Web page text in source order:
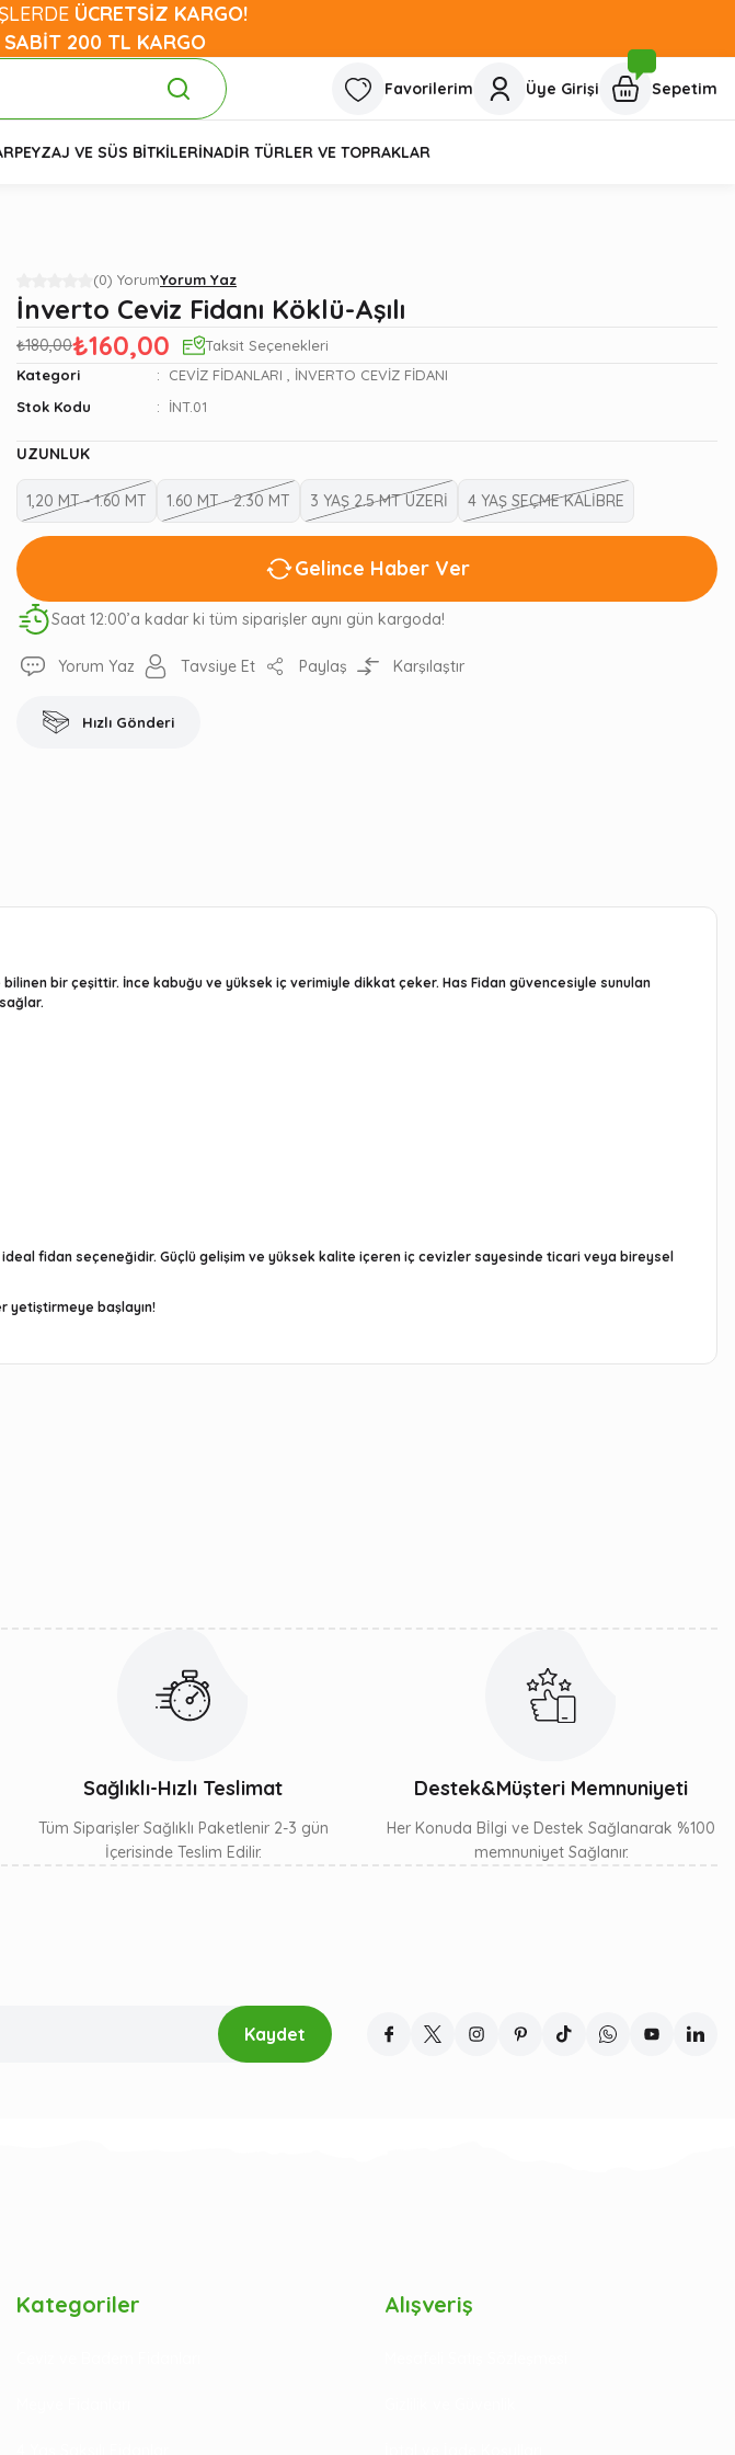
ÜCRETSİZ KARGO!
SABİT 200 TL KARGO
Favorilerim Üye Girişi Sepetim
PEYZAJ VE SÜS BİTKİLERİNADİR TÜRLER VE TOPRAKLAR
(0) YorumYorum Yaz
İnverto Ceviz Fidanı Köklü-Aşılı
₺180,00₺160,00
Taksit Seçenekleri
Kategori
CEVİZ FİDANLARI
İNVERTO CEVİZ FİDANI
Stok Kodu
İNT.01
UZUNLUK
1,20 MT - 1.60 MT 1.60 MT - 2.30 MT 3 YAŞ 2.5 MT ÜZERİ 4 YAŞ SEÇME KALİBRE
Gelince Haber Ver
Saat 12:00’a kadar ki tüm siparişler aynı gün kargoda!
Yorum Yaz Tavsiye Et Paylaş Karşılaştır
Hızlı Gönderi
bir çeşittir. İnce kabuğu ve yüksek iç verimiyle dikkat çeker. Has Fidan güvencesiyle sunulan
ideal fidan seçeneğidir. Güçlü gelişim ve yüksek kalite içeren iç cevizler sayesinde ticari veya bireysel
yetiştirmeye başlayın!
Sağlıklı-Hızlı Teslimat
Tüm Siparişler Sağlıklı Paketlenir 2-3 gün
İçerisinde Teslim Edilir.
Destek&Müşteri Memnuniyeti
Her Konuda Bİlgi ve Destek Sağlanarak %100
memnuniyet Sağlanır.
Kaydet
Kategoriler Alışveriş